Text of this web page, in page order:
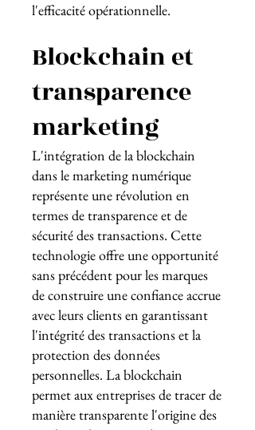
l'efficacité opérationnelle.
Blockchain et
transparence
marketing
L'intégration de la blockchain
dans le marketing numérique
représente une révolution en
termes de transparence et de
sécurité des transactions. Cette
technologie offre une opportunité
sans précédent pour les marques
de construire une confiance accrue
avec leurs clients en garantissant
l'intégrité des transactions et la
protection des données
personnelles. La blockchain
permet aux entreprises de tracer de
manière transparente l'origine des